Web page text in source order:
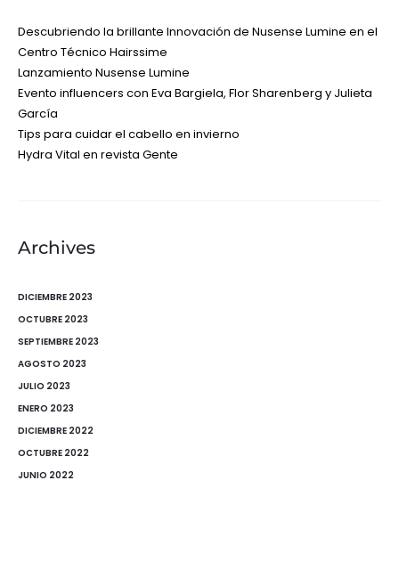
Descubriendo la brillante Innovación de Nusense Lumine en el
Centro Técnico Hairssime
Lanzamiento Nusense Lumine
Evento influencers con Eva Bargiela, Flor Sharenberg y Julieta
García
Tips para cuidar el cabello en invierno
Hydra Vital en revista Gente
Archives
DICIEMBRE 2023
OCTUBRE 2023
SEPTIEMBRE 2023
AGOSTO 2023
JULIO 2023
ENERO 2023
DICIEMBRE 2022
OCTUBRE 2022
JUNIO 2022